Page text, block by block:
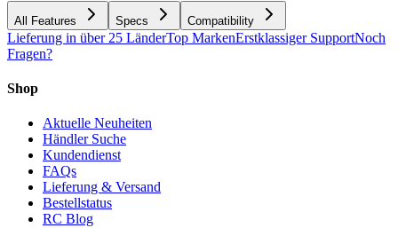
All Features Specs Compatibility
Lieferung in über 25 LänderTop MarkenErstklassiger SupportNoch
Fragen?
Shop
Aktuelle Neuheiten
Händler Suche
Kundendienst
FAQs
Lieferung & Versand
Bestellstatus
RC Blog